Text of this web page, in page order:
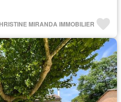
MIRANDA IMMOBILIER